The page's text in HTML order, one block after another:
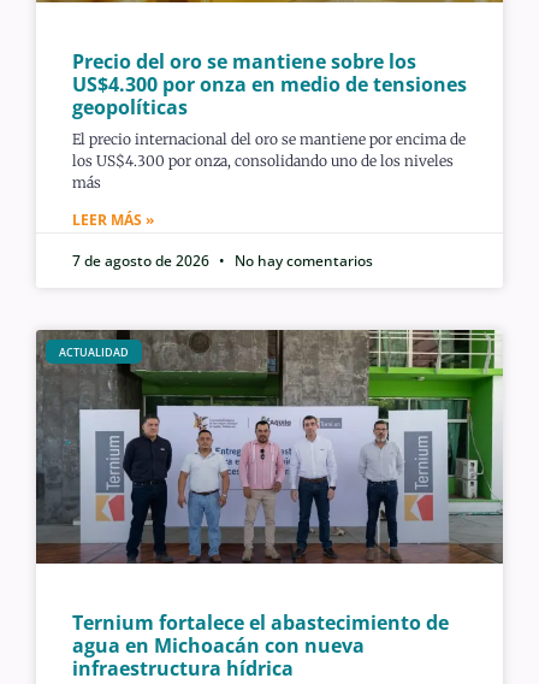
Precio del oro se mantiene sobre los
US$4.300 por onza en medio de tensiones
geopolíticas
El precio internacional del oro se mantiene por encima de
los US$4.300 por onza, consolidando uno de los niveles
más
LEER MÁS »
7 de agosto de 2026
No hay comentarios
ACTUALIDAD
Ternium fortalece el abastecimiento de
agua en Michoacán con nueva
infraestructura hídrica